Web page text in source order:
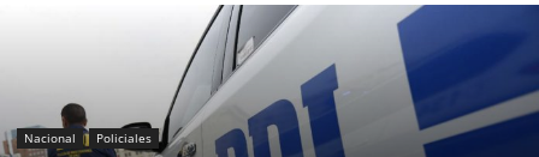
Nacional Policiales